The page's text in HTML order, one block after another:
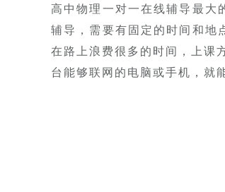
高中物理一对一在线辅导最大
辅导，需要有固定的时间和地
在路上浪费很多的时间，上课
台能够联网的电脑或手机，就